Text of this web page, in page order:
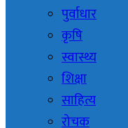
पुर्वाधार
कृषि
स्वास्थ्य
शिक्षा
साहित्य
रोचक